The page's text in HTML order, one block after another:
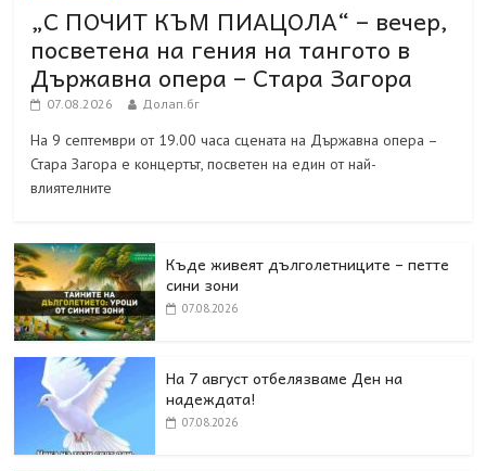
„С ПОЧИТ КЪМ ПИАЦОЛА“ – вечер,
посветена на гения на тангото в
Държавна опера – Стара Загора
07.08.2026 Долап.бг
На 9 септември от 19.00 часа сцената на Държавна опера –
Стара Загора е концертът, посветен на един от най-
влиятелните
Къде живеят дълголетниците – петте
сини зони
07.08.2026
На 7 август отбелязваме Ден на
надеждата!
07.08.2026